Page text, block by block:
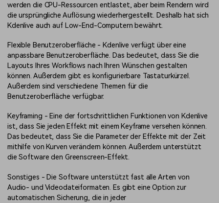
werden die CPU-Ressourcen entlastet, aber beim Rendern wird
die ursprüngliche Auflösung wiederhergestellt. Deshalb hat sich
Kdenlive auch auf Low-End-Computern bewährt.
Flexible Benutzeroberfläche - Kdenlive verfügt über eine
anpassbare Benutzeroberfläche. Das bedeutet, dass Sie die
Layouts Ihres Workflows nach Ihren Wünschen gestalten
können. Außerdem gibt es konfigurierbare Tastaturkürzel.
Außerdem sind verschiedene Themen für die
Benutzeroberfläche verfügbar.
Keyframing - Eine der fortschrittlichen Funktionen von Kdenlive
ist, dass Sie jeden Effekt mit einem Keyframe versehen können.
Das bedeutet, dass Sie die Parameter der Effekte mit der Zeit
mithilfe von Kurven verändern können. Außerdem unterstützt
die Software den Greenscreen-Effekt.
Sonstiges - Die Software unterstützt fast alle Arten von
Audio- und Videodateiformaten. Es gibt eine Option zur
automatischen Sicherung, die in jeder